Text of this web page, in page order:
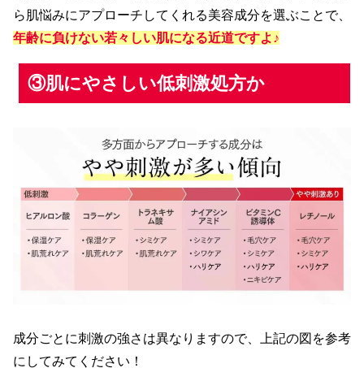
ら肌悩みにアプローチしてくれる美容成分を選ぶことで、
年齢に負けない若々しい肌になる近道ですよ♪
③肌にやさしい低刺激処方か
成分ごとに刺激の強さは異なりますので、上記の図を参考
にしてみてください！